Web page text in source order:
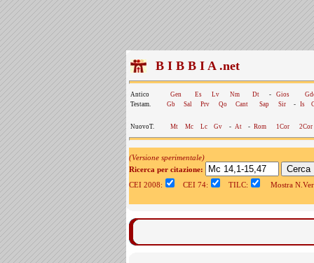
B I B B I A .net
Antico Gen Es Lv Nm Dt - Gios
Testam.
Gb Sal Prv Qo Cant Sap Sir - Is
NuovoT. Mt Mc Lc Gv - At - Rom 1Cor 2Cor
(Versione sperimentale)
Ricerca per citazione:
CEI 2008:
CEI 74: TILC: Mostra